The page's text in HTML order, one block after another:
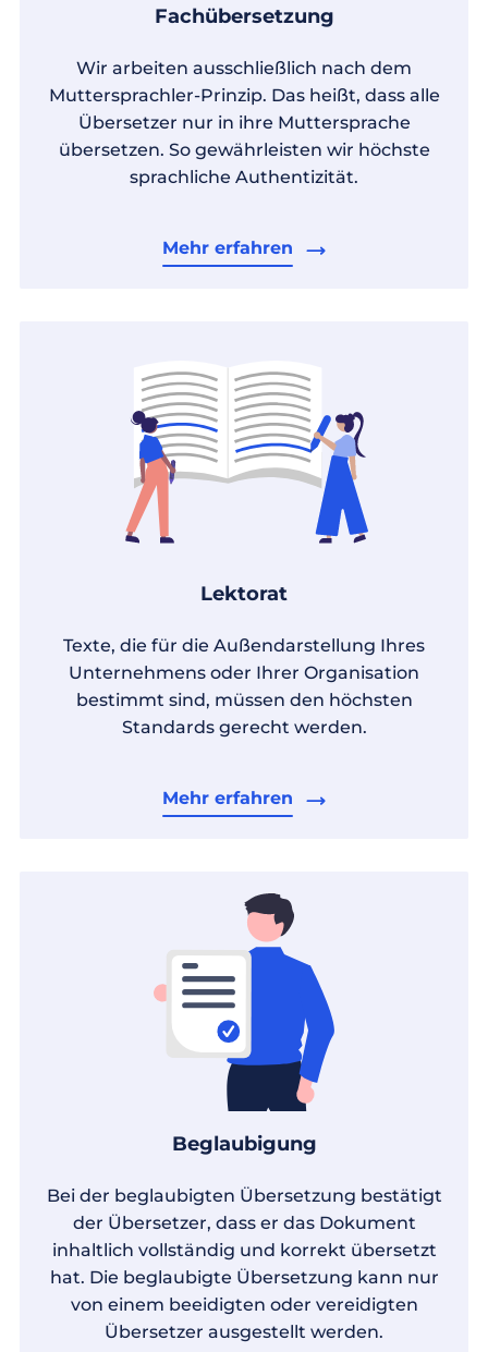
Fachübersetzung
Wir arbeiten ausschließlich nach dem
Muttersprachler-Prinzip. Das heißt, dass alle
Übersetzer nur in ihre Muttersprache
übersetzen. So gewährleisten wir höchste
sprachliche Authentizität.
Mehr erfahren
Lektorat
Texte, die für die Außendarstellung Ihres
Unternehmens oder Ihrer Organisation
bestimmt sind, müssen den höchsten
Standards gerecht werden.
Mehr erfahren
Beglaubigung
Bei der beglaubigten Übersetzung bestätigt
der Übersetzer, dass er das Dokument
inhaltlich vollständig und korrekt übersetzt
hat. Die beglaubigte Übersetzung kann nur
von einem beeidigten oder vereidigten
Übersetzer ausgestellt werden.